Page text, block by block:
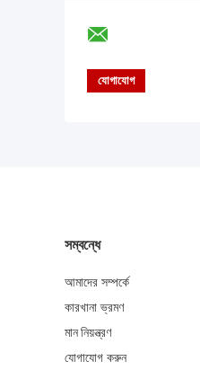
সম্বন্ধে
আমাদের সম্পর্কে
কারখানা ভ্রমণ
মান নিয়ন্ত্রণ
যোগাযোগ করুন